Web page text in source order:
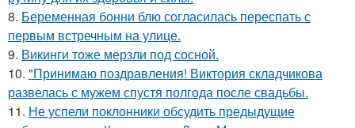
8. Беременная бонни блю согласилась переспать с
первым встречным на улице.
9. Викинги тоже мерзли под сосной.
10. "Принимаю поздравления! Виктория складчикова
развелась с мужем спустя полгода после свадьбы.
11. Не успели поклонники обсудить предыдущие